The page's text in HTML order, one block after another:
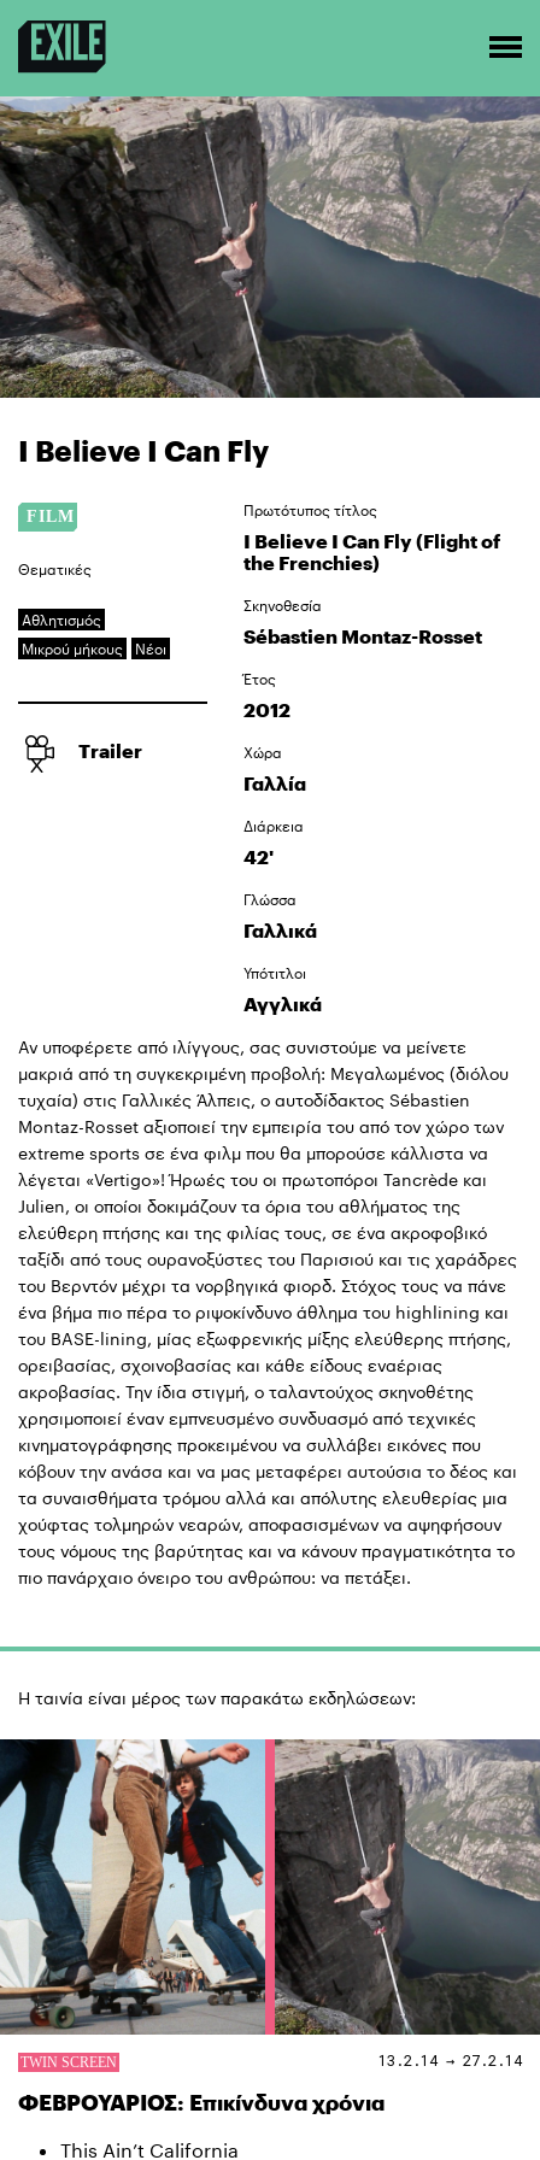
I Believe I Can Fly
Θεματικές
Αθλητισμός
Μικρού μήκους
Νέοι
Trailer
Πρωτότυπος τίτλος
I Believe I Can Fly (Flight of
the Frenchies)
Σκηνοθεσία
Sébastien Montaz-Rosset
Έτος
2012
Χώρα
Γαλλία
Διάρκεια
42'
Γλώσσα
Γαλλικά
Υπότιτλοι
Αγγλικά
Αν υποφέρετε από ιλίγγους, σας συνιστούμε να μείνετε
μακριά από τη συγκεκριμένη προβολή: Μεγαλωμένος (διόλου
τυχαία) στις Γαλλικές Άλπεις, ο αυτοδίδακτος Sébastien
Montaz-Rosset αξιοποιεί την εμπειρία του από τον χώρο των
extreme sports σε ένα φιλμ που θα μπορούσε κάλλιστα να
λέγεται «Vertigo»! Ήρωές του οι πρωτοπόροι Tancrède και
Julien, οι οποίοι δοκιμάζουν τα όρια του αθλήματος της
ελεύθερη πτήσης και της φιλίας τους, σε ένα ακροφοβικό
ταξίδι από τους ουρανοξύστες του Παρισιού και τις χαράδρες
του Βερντόν μέχρι τα νορβηγικά φιορδ. Στόχος τους να πάνε
ένα βήμα πιο πέρα το ριψοκίνδυνο άθλημα του highlining και
του BASE-lining, μίας εξωφρενικής μίξης ελεύθερης πτήσης,
ορειβασίας, σχοινοβασίας και κάθε είδους εναέριας
ακροβασίας. Την ίδια στιγμή, ο ταλαντούχος σκηνοθέτης
χρησιμοποιεί έναν εμπνευσμένο συνδυασμό από τεχνικές
κινηματογράφησης προκειμένου να συλλάβει εικόνες που
κόβουν την ανάσα και να μας μεταφέρει αυτούσια το δέος και
τα συναισθήματα τρόμου αλλά και απόλυτης ελευθερίας μια
χούφτας τολμηρών νεαρών, αποφασισμένων να αψηφήσουν
τους νόμους της βαρύτητας και να κάνουν πραγματικότητα το
πιο πανάρχαιο όνειρο του ανθρώπου: να πετάξει.
Η ταινία είναι μέρος των παρακάτω εκδηλώσεων:
13.2.14 → 27.2.14
ΦΕΒΡΟΥΑΡΙΟΣ: Επικίνδυνα χρόνια
This Ain’t California